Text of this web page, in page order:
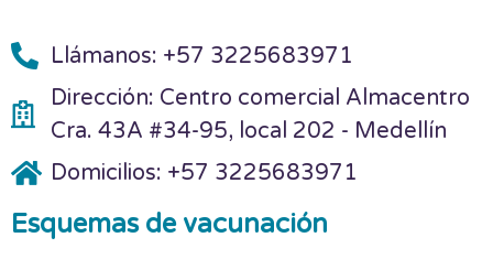
Llámanos: +57 3225683971
Dirección: Centro comercial Almacentro
Cra. 43A #34-95, local 202 - Medellín
Domicilios: +57 3225683971
Esquemas de vacunación